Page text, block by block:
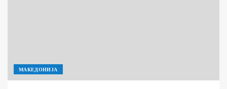
МАКЕДОНИЈА